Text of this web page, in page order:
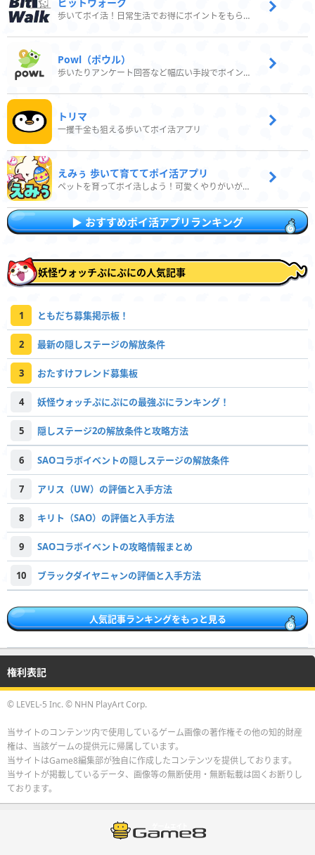
歩いてポイ活！日常生活でお得にポイントをもらおう
Powl（ポウル）
歩いたりアンケート回答など幅広い手段でポイントをゲット
トリマ
一攫千金も狙える歩いてポイ活アプリ
えみぅ 歩いて育ててポイ活アプリ
ペットを育ってポイ活しよう！可愛くやりがいがある新感覚アプリ
おすすめポイ活アプリランキング
妖怪ウォッチぷにぷにの人気記事
1 ともだち募集掲示板！
2 最新の隠しステージの解放条件
3 おたすけフレンド募集板
4 妖怪ウォッチぷにぷにの最強ぷにランキング！
5 隠しステージ2の解放条件と攻略方法
6 SAOコラボイベントの隠しステージの解放条件
7 アリス（UW）の評価と入手方法
8 キリト（SAO）の評価と入手方法
9 SAOコラボイベントの攻略情報まとめ
10 ブラックダイヤニャンの評価と入手方法
人気記事ランキングをもっと見る
権利表記
© LEVEL-5 Inc. © NHN PlayArt Corp.
当サイトのコンテンツ内で使用しているゲーム画像の著作権その他の知的財産
権は、当該ゲームの提供元に帰属しています。
当サイトはGame8編集部が独自に作成したコンテンツを提供しております。
当サイトが掲載しているデータ、画像等の無断使用・無断転載は固くお断りし
ております。